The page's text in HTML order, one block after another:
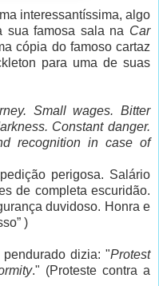
interessantíssima, algo
sua famosa sala na Car
cópia do famoso cartaz
para uma de suas
Small wages. Bitter
Constant danger.
recognition in case of
perigosa. Salário
de completa escuridão.
duvidoso. Honra e
)
dizia: "Protest
." (Proteste contra a